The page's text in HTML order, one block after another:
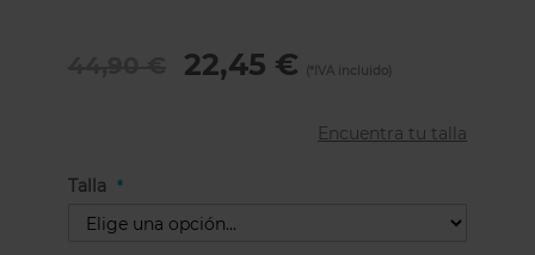
22,45 €
Encuentra tu talla
Talla